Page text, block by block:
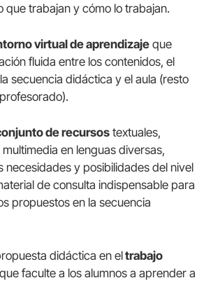
que trabajan y cómo lo trabajan.
virtual de aprendizaje que
fluida entre los contenidos, el
secuencia didáctica y el aula (resto
de recursos textuales,
en lenguas diversas,
necesidades y posibilidades del nivel
de consulta indispensable para
propuestos en la secuencia
didáctica en eltrabajo
que faculte a los alumnos a aprender a